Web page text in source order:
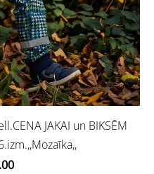
JAKAI un BIKSĒM